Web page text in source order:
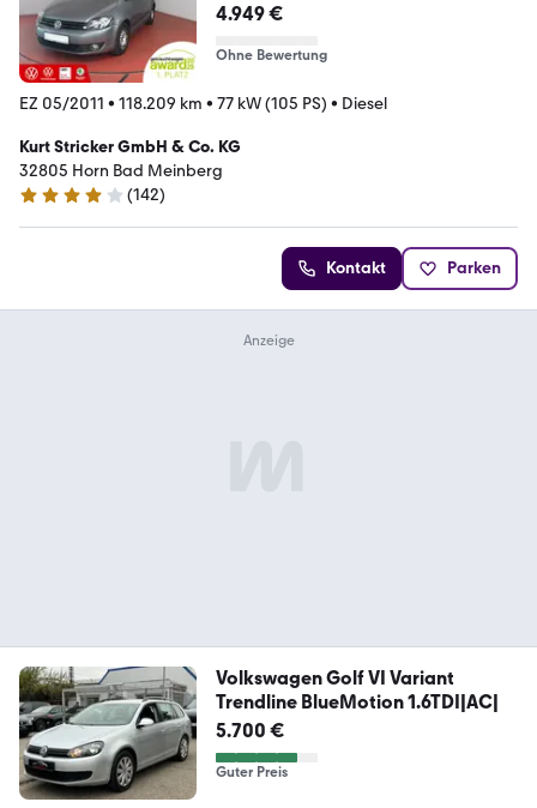
4.949 €
Ohne Bewertung
EZ 05/2011 • 118.209 km • 77 kW (105 PS) • Diesel
Kurt Stricker GmbH & Co. KG
32805 Horn Bad Meinberg
4.1 Sterne
(142)
Kontakt Parken
Volkswagen Golf VI Variant
Trendline BlueMotion 1.6TDI|AC|
5.700 €
Guter Preis